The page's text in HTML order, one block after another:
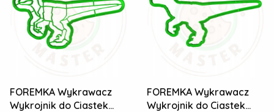
FOREMKA Wykrawacz
Wykrojnik do Ciastek
FOREMKA Wykrawacz
Wykrojnik do Ciastek